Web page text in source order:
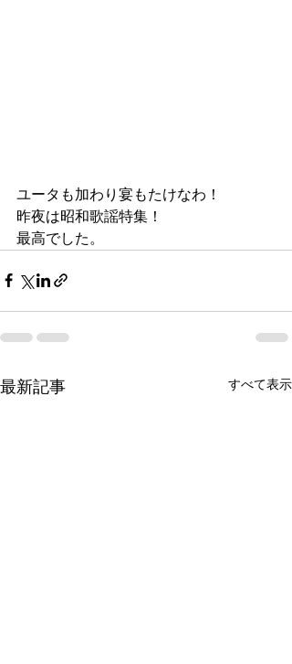
ユータも加わり宴もたけなわ！
昨夜は昭和歌謡特集！
最高でした。
最新記事 すべて表示